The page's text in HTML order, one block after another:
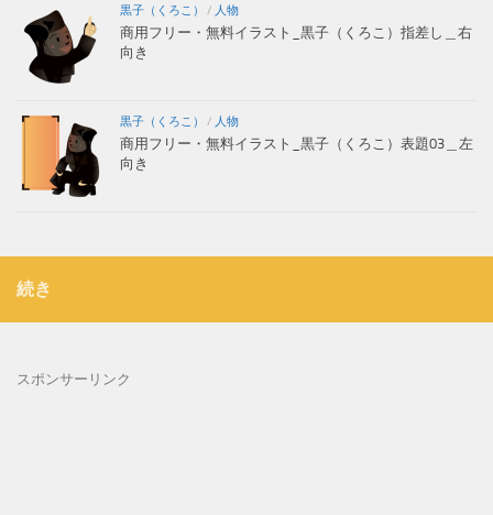
黒子（くろこ） / 人物
商用フリー・無料イラスト_黒子（くろこ）指差し＿右
向き
黒子（くろこ） / 人物
商用フリー・無料イラスト_黒子（くろこ）表題03＿左
向き
続き
スポンサーリンク